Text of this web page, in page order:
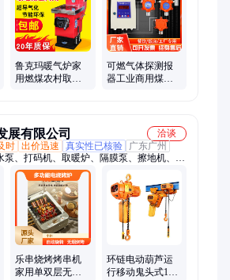
杯、茶桌边、展示柜
鲁克玛暖气炉家
用燃煤农村取暖
可燃气体探测报
器工业商用煤气
展有限公司
洽谈
时 出价迅速 真实性已核验
广东广州
泵、打码机、取暖炉、隔膜泵、擦地机、升
箱、上料机、养鱼泵、封边机、抽水泵、烘
机、吹地机、合缝机、灌装机、增压泵、卷
器、潜水泵、气压罐、吸料机
乐串烧烤烤串机
家用单双层无烟
环链电动葫芦运
行移动鬼头式1吨